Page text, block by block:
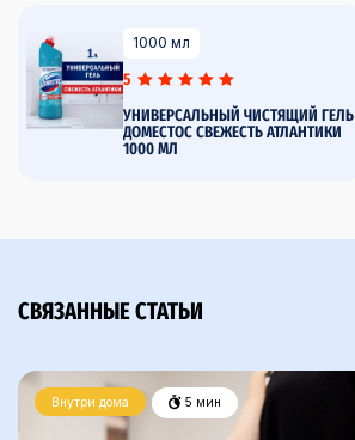
5
1000 мл
УНИВЕРСАЛЬНЫЙ ЧИСТЯЩИЙ ГЕЛЬ
ДОМЕСТОС СВЕЖЕСТЬ АТЛАНТИКИ
1000 МЛ
СВЯЗАННЫЕ СТАТЬИ
Внутри дома 5 мин